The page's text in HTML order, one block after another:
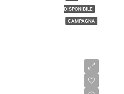
DISPONIBILE
CAMPAGNA